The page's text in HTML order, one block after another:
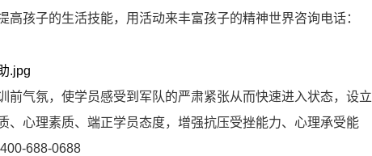
孩子的生活技能，用活动来丰富孩子的精神世界咨询电话：
前气氛，使学员感受到军队的严肃紧张从而快速进入状态，设立
、心理素质、端正学员态度，增强抗压受挫能力、心理承受能
688-0688